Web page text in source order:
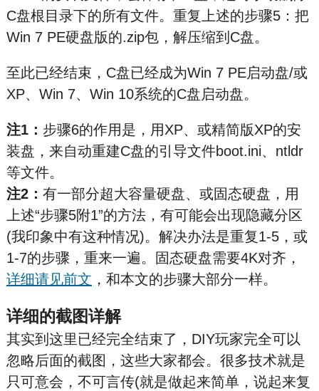
C盘根目录下的所有文件。重复上述的步骤5：把
Win 7 PE硬盘版的.zip包，解压缩到C盘。
至此已经结束，C盘已经成为Win 7 PE启动盘/或
XP、Win 7、Win 10系统的C盘启动盘。
注1： 步骤6的作用是，用XP、或精简版XP的安
装盘，来自动重建C盘的引导文件boot.ini、ntldr
等文件。
注2： 有一部分超大容量硬盘、或固态硬盘，用
上述“步骤5附1”的方法，有可能会出现隐藏分区
(我印象中有这种情况)。解决办法是重复1-5，或
1-7的步骤，重来一遍。固态硬盘需要4K对齐，
详细请见前文 ，和本文的步骤大部分一样。
详细的截图详解
其实到这里已经完全结束了，DIY玩家完全可以
忽略后面的截图，这些大家都会。很多技术就是
只可意会，不可言传(就是做起来简单，说起来复